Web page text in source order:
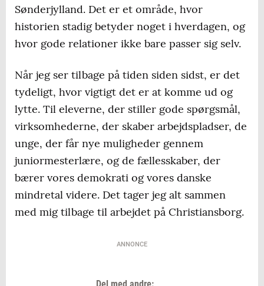
Sønderjylland. Det er et område, hvor
historien stadig betyder noget i hverdagen, og
hvor gode relationer ikke bare passer sig selv.
Når jeg ser tilbage på tiden siden sidst, er det
tydeligt, hvor vigtigt det er at komme ud og
lytte. Til eleverne, der stiller gode spørgsmål,
virksomhederne, der skaber arbejdspladser, de
unge, der får nye muligheder gennem
juniormesterlære, og de fællesskaber, der
bærer vores demokrati og vores danske
mindretal videre. Det tager jeg alt sammen
med mig tilbage til arbejdet på Christiansborg.
ANNONCE